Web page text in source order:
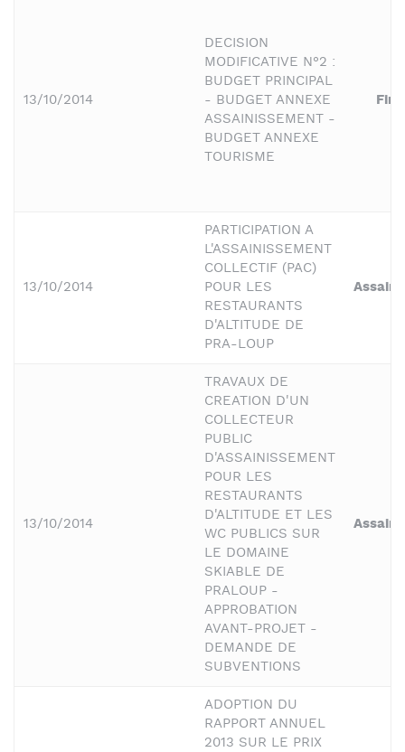
13/10/2014
DECISION
MODIFICATIVE N°2 :
BUDGET PRINCIPAL
- BUDGET ANNEXE
ASSAINISSEMENT -
BUDGET ANNEXE
TOURISME
13/10/2014
PARTICIPATION A
L'ASSAINISSEMENT
COLLECTIF (PAC)
POUR LES
RESTAURANTS
D'ALTITUDE DE
PRA-LOUP
13/10/2014
TRAVAUX DE
CREATION D'UN
COLLECTEUR
PUBLIC
D'ASSAINISSEMENT
POUR LES
RESTAURANTS
D'ALTITUDE ET LES
WC PUBLICS SUR
LE DOMAINE
SKIABLE DE
PRALOUP -
APPROBATION
AVANT-PROJET -
DEMANDE DE
SUBVENTIONS
ADOPTION DU
RAPPORT ANNUEL
2013 SUR LE PRIX